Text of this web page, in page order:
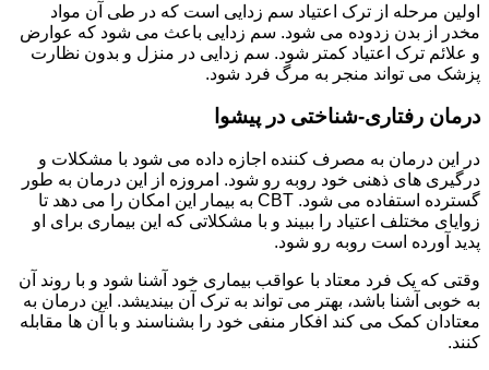
اولین مرحله از ترک اعتیاد سم زدایی است که در طی آن مواد
مخدر از بدن زدوده می شود. سم زدایی باعث می شود که عوارض
و علائم ترک اعتیاد کمتر شود. سم زدایی در منزل و بدون نظارت
پزشک می تواند منجر به مرگ فرد شود.
درمان رفتاری-شناختی در پیشوا
در این درمان به مصرف کننده اجازه داده می شود با مشکلات و
درگیری های ذهنی خود روبه رو شود. امروزه از این درمان به طور
گسترده استفاده می شود. CBT به بیمار این امکان را می دهد تا
زوایای مختلف اعتیاد را ببیند و با مشکلاتی که این بیماری برای او
پدید آورده است روبه رو شود.
وقتی که یک فرد معتاد با عواقب بیماری خود آشنا شود و با روند آن
به خوبی آشنا باشد، بهتر می تواند به ترک آن بیندیشد. این درمان به
معتادان کمک می کند افکار منفی خود را بشناسند و با آن ها مقابله
کنند.